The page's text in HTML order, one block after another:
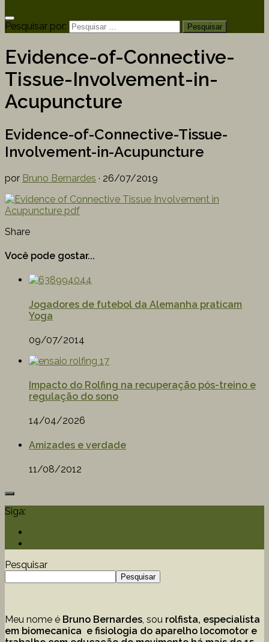
Pesquisar por:
Evidence-of-Connective-
Tissue-Involvement-in-
Acupuncture
Evidence-of-Connective-Tissue-
Involvement-in-Acupuncture
por Bruno Bernardes · 26/07/2019
Share
Você pode gostar...
Jogadores de futebol da Alemanha praticam
Yoga
09/07/2014
Impacto do Rolfing na recuperação pós-treino e
regulação do sono
14/04/2026
Amizades e verdade
11/08/2012
Siga:
Pesquisar
Pesquisar
Meu nome é Bruno Bernardes, sou rolfista, especialista
em biomecanica e fisiologia do aparelho locomotor e